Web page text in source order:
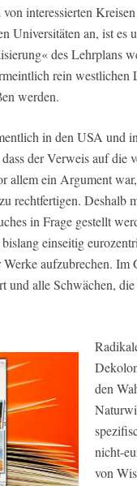
interessierten
Universitäten an, ist es
des Lehrplans
rein westlichen
werden.
in den USA und
der Verweis auf die
allem ein Argument
rechtfertigen. Deshalb
in Frage gestellt
einseitig
aufzubrechen. Im
alle Schwächen,
den
nicht-
von